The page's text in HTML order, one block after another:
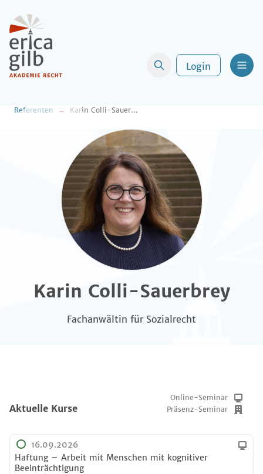
Login
Referenten Karin Colli-Sauerbrey
Karin Colli-Sauerbrey
Fachanwältin für Sozialrecht
Aktuelle Kurse
Online-Seminar
Präsenz-Seminar
16.09.2026
Haftung – Arbeit mit Menschen mit kognitiver
Beeinträchtigung